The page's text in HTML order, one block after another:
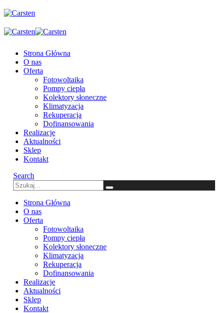
Strona Główna
O nas
Oferta
Fotowoltaika
Pompy ciepła
Kolektory słoneczne
Klimatyzacja
Rekuperacja
Dofinansowania
Realizacje
Aktualności
Sklep
Kontakt
Search
Strona Główna
O nas
Oferta
Fotowoltaika
Pompy ciepła
Kolektory słoneczne
Klimatyzacja
Rekuperacja
Dofinansowania
Realizacje
Aktualności
Sklep
Kontakt